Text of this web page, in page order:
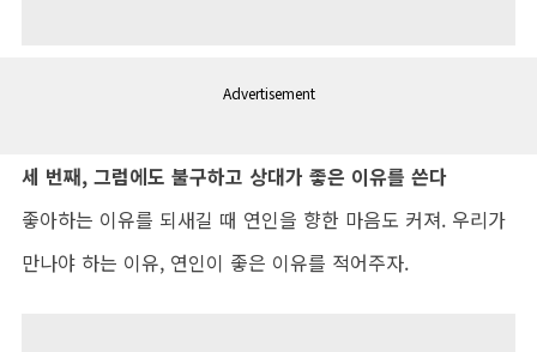
Advertisement
세 번째, 그럼에도 불구하고 상대가 좋은 이유를 쓴다
좋아하는 이유를 되새길 때 연인을 향한 마음도 커져. 우리가
만나야 하는 이유, 연인이 좋은 이유를 적어주자.